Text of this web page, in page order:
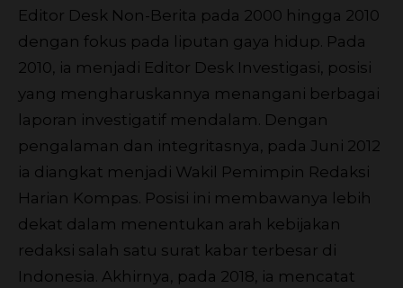
Editor Desk Non-Berita pada 2000 hingga 2010
dengan fokus pada liputan gaya hidup. Pada
2010, ia menjadi Editor Desk Investigasi, posisi
yang mengharuskannya menangani berbagai
laporan investigatif mendalam. Dengan
pengalaman dan integritasnya, pada Juni 2012
ia diangkat menjadi Wakil Pemimpin Redaksi
Harian Kompas. Posisi ini membawanya lebih
dekat dalam menentukan arah kebijakan
redaksi salah satu surat kabar terbesar di
Indonesia. Akhirnya, pada 2018, ia mencatat